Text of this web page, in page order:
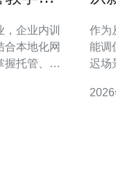
企业内训
合本地化网
握托管、管
作为
能调
迟场
响应速度。 理解香港